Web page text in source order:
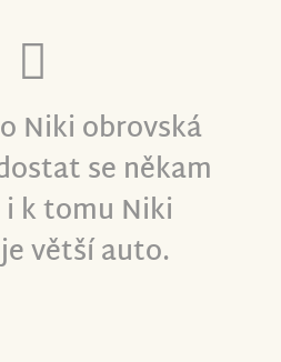
Niki obrovská
se někam
k tomu Niki
větší auto.